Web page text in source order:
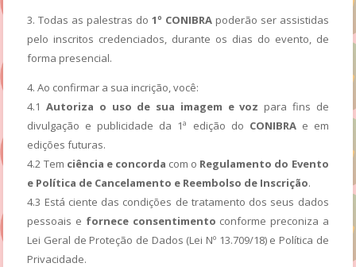
3. Todas as palestras do 1º CONIBRApoderão ser assistidas
pelo inscritos credenciados, durante os dias do evento, de
forma presencial.
4. Ao confirmar a sua incrição, você:
4.1Autoriza o uso de sua imagem e voz para fins de
divulgação e publicidade da 1ª edição do CONIBRA e em
edições futuras.
4.2 Tem ciência e concorda com o Regulamento do Evento
e Política de Cancelamento e Reembolso de Inscrição.
4.3 Está ciente das condições de tratamento dos seus dados
pessoais e fornece consentimento conforme preconiza a
Lei Geral de Proteção de Dados (Lei Nº 13.709/18) e Política de
Privacidade.